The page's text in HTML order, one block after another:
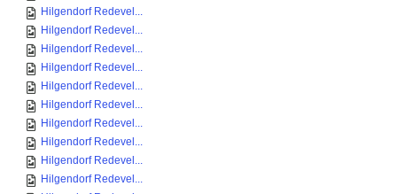
Hilgendorf Redevel...
Hilgendorf Redevel...
Hilgendorf Redevel...
Hilgendorf Redevel...
Hilgendorf Redevel...
Hilgendorf Redevel...
Hilgendorf Redevel...
Hilgendorf Redevel...
Hilgendorf Redevel...
Hilgendorf Redevel...